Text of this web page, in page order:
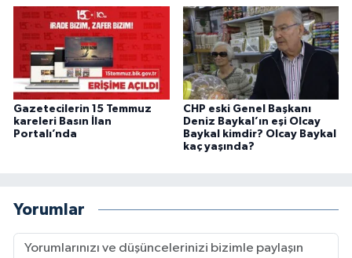
Gazetecilerin 15 Temmuz
kareleri Basın İlan
Portalı’nda
CHP eski Genel Başkanı
Deniz Baykal’ın eşi Olcay
Baykal kimdir? Olcay Baykal
kaç yaşında?
Yorumlar